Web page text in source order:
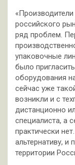
российского
ряд проблем.
упаковочные
было
оборудования
сейчас уже
возникли и с
дистанционно
специалиста, а
практически
альтернативу,
территории